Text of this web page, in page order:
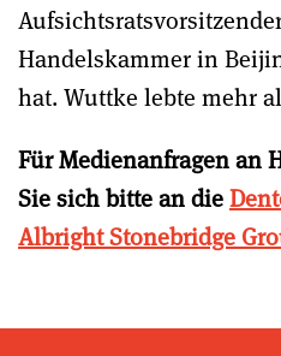
Handelskammer in
hat. Wuttke lebte mehr
Für Medienanfragen an
Sie sich bitte an die
Albright Stonebridge